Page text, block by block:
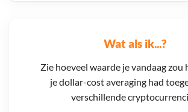
Wat als ik...?
Zie hoeveel waarde je vandaag zou
je dollar-cost averaging had
verschillende